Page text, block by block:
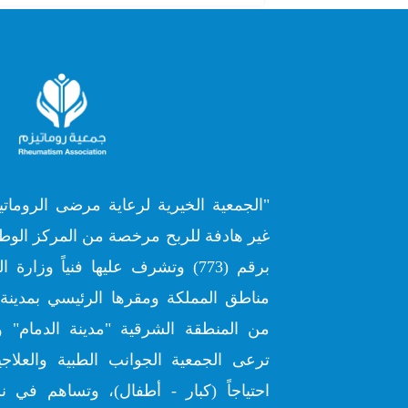
"الجمعية الخيرية لرعاية مرضى
غير هادفة للربح مرخصة من المركز
برقم (773) وتشرف عليها فنياً
مناطق المملكة ومقرها الرئيسي
من المنطقة الشرقية "مدينة
ترعى الجمعية الجوانب الطبية
احتياجاً (كبار - أطفال)، وتساهم في